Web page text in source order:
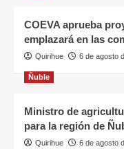
COEVA aprueba
emplazará en las
Quirihue 6 de agosto
Ñuble
Ministro de
para la región de
Quirihue 6 de agosto